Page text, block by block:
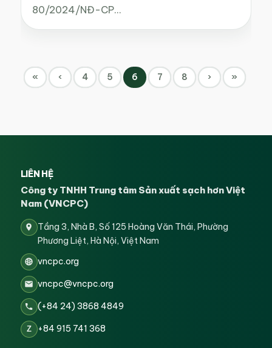
80/2024/NĐ-CP…
« ‹ 4 5 6 7 8 › »
LIÊN HỆ
Công ty TNHH Trung tâm Sản xuất sạch hơn Việt
Nam (VNCPC)
Tầng 3, Nhà B, Số 125 Hoàng Văn Thái, Phường
Phương Liệt, Hà Nội, Việt Nam
vncpc.org
vncpc@vncpc.org
(+84 24) 3868 4849
Z +84 915 741 368